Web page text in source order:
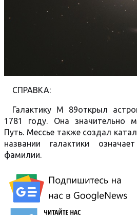
СПРАВКА:
Галактику М 89открыл
1781 году. Она значительно
Путь. Мессье также создал
названии галактики
фамилии.